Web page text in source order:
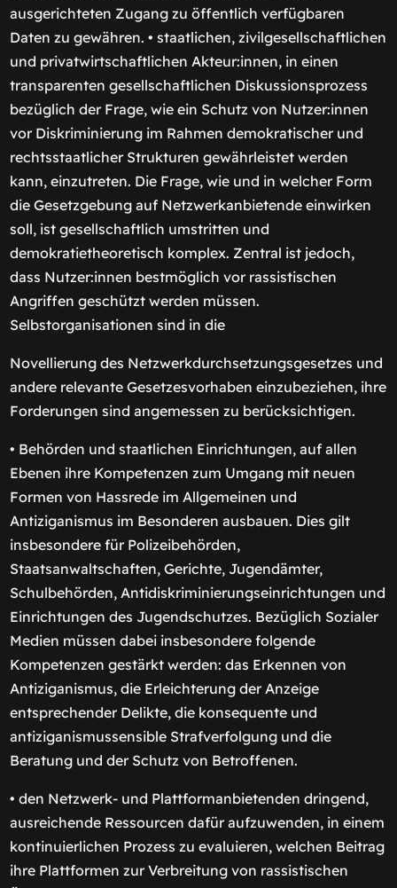
ausgerichteten Zugang zu öffentlich verfügbaren
Daten zu gewähren. • staatlichen, zivilgesellschaftlichen
und privatwirtschaftlichen Akteur:innen, in einen
transparenten gesellschaftlichen Diskussionsprozess
bezüglich der Frage, wie ein Schutz von Nutzer:innen
vor Diskriminierung im Rahmen demokratischer und
rechtsstaatlicher Strukturen gewährleistet werden
kann, einzutreten. Die Frage, wie und in welcher Form
die Gesetzgebung auf Netzwerkanbietende einwirken
soll, ist gesellschaftlich umstritten und
demokratietheoretisch komplex. Zentral ist jedoch,
dass Nutzer:innen bestmöglich vor rassistischen
Angriffen geschützt werden müssen.
Selbstorganisationen sind in die
Novellierung des Netzwerkdurchsetzungsgesetzes und
andere relevante Gesetzesvorhaben einzubeziehen, ihre
Forderungen sind angemessen zu berücksichtigen.
• Behörden und staatlichen Einrichtungen, auf allen
Ebenen ihre Kompetenzen zum Umgang mit neuen
Formen von Hassrede im Allgemeinen und
Antiziganismus im Besonderen ausbauen. Dies gilt
insbesondere für Polizeibehörden,
Staatsanwaltschaften, Gerichte, Jugendämter,
Schulbehörden, Antidiskriminierungseinrichtungen und
Einrichtungen des Jugendschutzes. Bezüglich Sozialer
Medien müssen dabei insbesondere folgende
Kompetenzen gestärkt werden: das Erkennen von
Antiziganismus, die Erleichterung der Anzeige
entsprechender Delikte, die konsequente und
antiziganismussensible Strafverfolgung und die
Beratung und der Schutz von Betroffenen.
• den Netzwerk- und Plattformanbietenden dringend,
ausreichende Ressourcen dafür aufzuwenden, in einem
kontinuierlichen Prozess zu evaluieren, welchen Beitrag
ihre Plattformen zur Verbreitung von rassistischen